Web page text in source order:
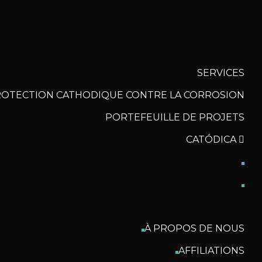
SERVICES
CATHODIQUE CONTRE LA CORROSION
PORTEFEUILLE DE PROJETS
CATÓDICA
À PROPOS DE NOUS
AFFILIATIONS